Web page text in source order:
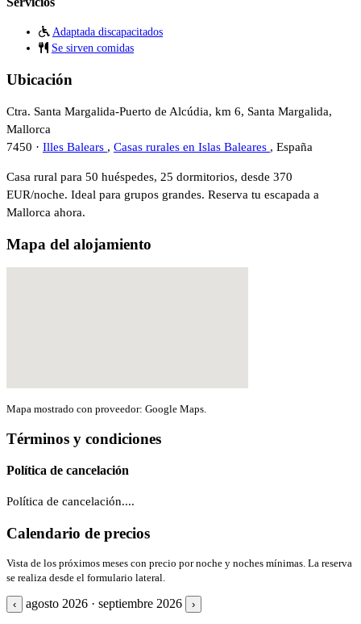
Adaptada discapacitados
Se sirven comidas
Ubicación
Ctra. Santa Margalida-Puerto de Alcúdia, km 6, Santa Margalida,
Mallorca
7450 · Illes Balears , Casas rurales en Islas Baleares , España
Casa rural para 50 huéspedes, 25 dormitorios, desde 370
EUR/noche. Ideal para grupos grandes. Reserva tu escapada a
Mallorca ahora.
Mapa del alojamiento
Mapa mostrado con proveedor: Google Maps.
Términos y condiciones
Política de cancelación
Política de cancelación....
Calendario de precios
Vista de los próximos meses con precio por noche y noches mínimas. La reserva
se realiza desde el formulario lateral.
‹ agosto 2026 · septiembre 2026 ›